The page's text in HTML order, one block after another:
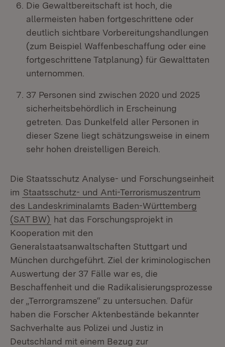
Die Gewaltbereitschaft ist hoch, die
allermeisten haben fortgeschrittene oder
deutlich sichtbare Vorbereitungshandlungen
(zum Beispiel Waffenbeschaffung oder eine
fortgeschrittene Tatplanung) für Gewalttaten
unternommen.
37 Personen sind zwischen 2020 und 2025
sicherheitsbehördlich in Erscheinung
getreten. Das Dunkelfeld aller Personen in
dieser Szene liegt schätzungsweise in einem
sehr hohen dreistelligen Bereich.
Die Staatsschutz Analyse- und Forschungseinheit
im Staatsschutz- und Anti-Terrorismuszentrum
des Landeskriminalamts Baden-Württemberg
(SAT BW) hat das Forschungsprojekt in
Kooperation mit den
Generalstaatsanwaltschaften Stuttgart und
München durchgeführt. Ziel der kriminologischen
Auswertung der 37 Fälle war es, die
Beschaffenheit und die Radikalisierungsprozesse
der „Terrorgramszene“ zu untersuchen. Dafür
haben die Forscher Aktenbestände bekannter
Sachverhalte aus Polizei und Justiz in
Deutschland mit einem Bezug zur